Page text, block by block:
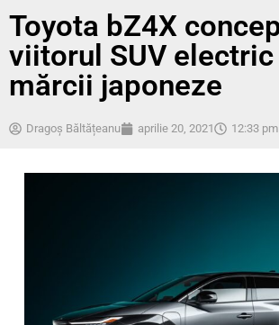
Toyota bZ4X
viitorul SUV electric
mărcii japoneze
Dragoș Băltățeanu aprilie 20, 2021 12:33 pm